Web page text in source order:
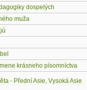
dospelých
muža
krásneho písomníctva
- Přední Asie, Vysoká Asie